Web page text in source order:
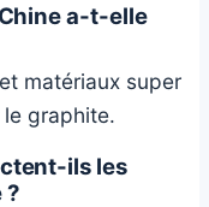
a-t-elle
matériaux super
graphite.
ils les
?